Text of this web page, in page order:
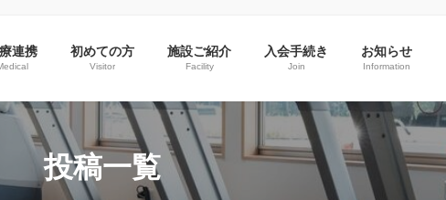
連携 初めての方
Visitor
施設ご紹介
Facility
入会手続き
Join
お知らせ
Information
投稿一覧